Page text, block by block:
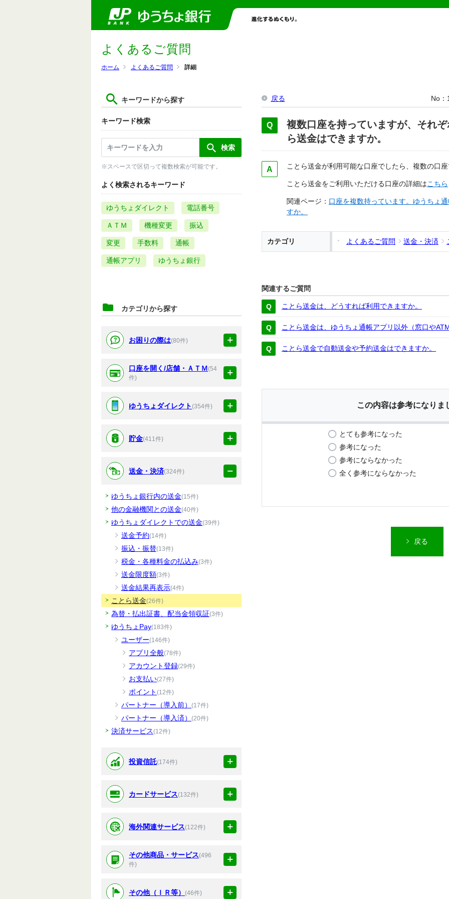
ホーム よくあるご質問 詳細
よくあるご質問
キーワードから探す
キーワード検索
※スペースで区切って複数検索が可能です。
よく検索されるキーワード
ゆうちょダイレクト 電話番号
ＡＴＭ 機種変更 振込
変更 手数料 通帳
通帳アプリ ゆうちょ銀行
カテゴリから探す
お困りの際は(80件)
口座を開く/店舗・ＡＴＭ(54
件)
ゆうちょダイレクト(354件)
貯金(411件)
送金・決済(324件)
ゆうちょ銀行内の送金(15件)
他の金融機関との送金(40件)
ゆうちょダイレクトでの送金(39件)
送金予約(14件)
振込・振替(13件)
税金・各種料金の払込み(3件)
送金限度額(3件)
送金結果再表示(4件)
ことら送金(26件)
為替・払出証書、配当金領収証(3件)
ゆうちょPay(183件)
ユーザー(146件)
アプリ全般(78件)
アカウント登録(29件)
お支払い(27件)
ポイント (12件)
パートナー（導入前） (17件)
パートナー（導入済） (20件)
決済サービス(12件)
投資信託(174件)
カードサービス(132件)
海外関連サービス(122件)
その他商品・サービス(496
件)
その他（ＩＲ等） (46件)
戻る No
複数口座を持っていますが、それ
ら送金はできますか。
ことら送金が利用可能な口座でしたら、複数の口
ことら送金をご利用いただける口座の詳細はこちら
関連ページ： 口座を複数持っています。ゆうちょ
すか。
カテゴリ よくあるご質問 送金・決済
関連するご質問
ことら送金は、どうすれば利用できますか。
ことら送金は、ゆうちょ通帳アプリ以外（窓口や
ことら送金で自動送金や予約送金はできますか。
この内容は参考になりま
とても参考になった
参考になった
参考にならなかった
全く参考にならなかった
戻る